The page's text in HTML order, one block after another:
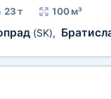
23 т 100 м³
(SK),